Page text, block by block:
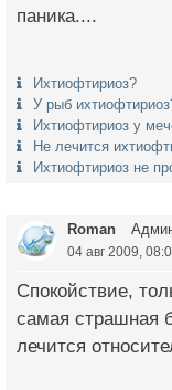
паника....
Ихтиофтириоз?
У рыб
Ихтиофтириоз у
Не лечится
Ихтиофтириоз не
Roman
04 авг 2009,
Спокойствие,
самая страшная
лечится